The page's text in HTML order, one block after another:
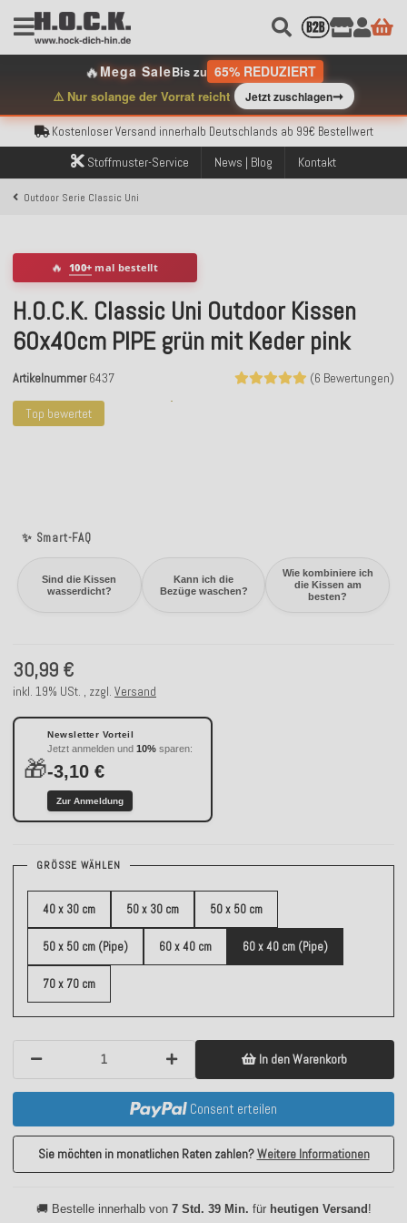
🔥Mega SaleBis zu 65% REDUZIERT
⚠️ Nur solange der Vorrat reicht Jetzt zuschlagen➞
Kostenloser Versand innerhalb Deutschlands ab 99€ Bestellwert
Über 120.000 erfolgreich versendete Bestellungen
Sicher bezahlen mit Klarna, PayPal & Amazon Pay
Kostenloser Versand innerhalb Deutschlands ab 99€ Bestellwert
Über 120.000 erfolgreich versendete Bestellungen
Sicher bezahlen mit Klarna, PayPal & Amazon Pay
Kostenloser Versand innerhalb Deutschlands ab 99€ Bestellwert
Stoffmuster-Service News | Blog Kontakt
Outdoor Serie Classic Uni
Top bewertet
✨ Smart-FAQ
Sind die Kissen
wasserdicht?
Kann ich die
Bezüge waschen?
Wie kombiniere ich
die Kissen am
besten?
🔥 100+ mal bestellt
H.O.C.K. Classic Uni Outdoor Kissen
60x40cm PIPE grün mit Keder pink
(6 Bewertungen)
Artikelnummer 6437
30,99 €
inkl. 19% USt. , zzgl. Versand
🎁
Newsletter Vorteil
Jetzt anmelden und 10% sparen:
-3,10 €
Zur Anmeldung
GRÖSSE WÄHLEN
40 x 30 cm 50 x 30 cm 50 x 50 cm
50 x 50 cm (Pipe) 60 x 40 cm 60 x 40 cm (Pipe)
70 x 70 cm
In den Warenkorb
Consent erteilen
Sie möchten in monatlichen Raten zahlen?Weitere Informationen
🚚 Bestelle innerhalb von 7 Std. 39 Min. für heutigen Versand!